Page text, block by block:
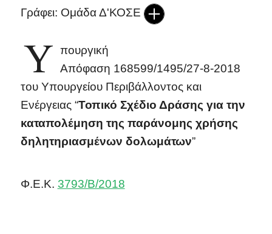
Γράφει: Ομάδα Δ'ΚΟΣΕ
Υ
πουργική
Απόφαση 168599/1495/27-8-2018
του Υπουργείου Περιβάλλοντος και
Ενέργειας “Τοπικό Σχέδιο Δράσης για την
καταπολέμηση της παράνομης χρήσης
δηλητηριασμένων δολωμάτων”
Φ.Ε.Κ. 3793/Β/2018